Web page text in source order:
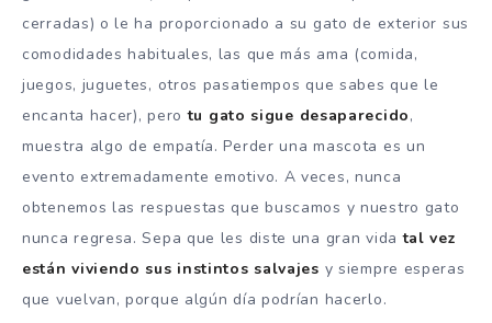
cerradas) o le ha proporcionado a su gato de exterior sus
comodidades habituales, las que más ama (comida,
juegos, juguetes, otros pasatiempos que sabes que le
encanta hacer), perotu gato sigue desaparecido,
muestra algo de empatía. Perder una mascota es un
evento extremadamente emotivo. A veces, nunca
obtenemos las respuestas que buscamos y nuestro gato
nunca regresa. Sepa que les diste una gran vidatal vez
están viviendo sus instintos salvajes y siempre esperas
que vuelvan, porque algún día podrían hacerlo.